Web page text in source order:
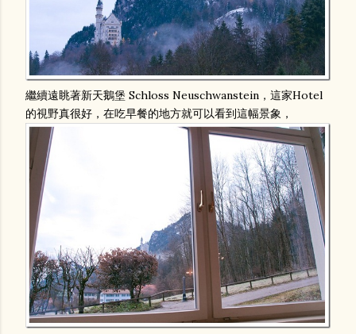
繼續遠眺著新天鵝堡 Schloss Neuschwanstein，這家Hotel
的視野真很好，在吃早餐的地方就可以看到這幅景象，